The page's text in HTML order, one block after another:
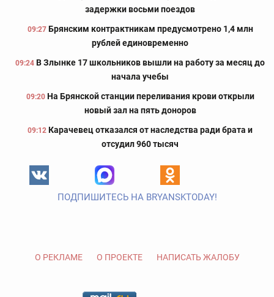
задержки восьми поездов
09:27 Брянским контрактникам предусмотрено 1,4 млн
рублей единовременно
09:24 В Злынке 17 школьников вышли на работу за месяц до
начала учебы
09:20 На Брянской станции переливания крови открыли
новый зал на пять доноров
09:12 Карачевец отказался от наследства ради брата и
отсудил 960 тысяч
ПОДПИШИТЕСЬ НА BRYANSKTODAY!
О РЕКЛАМЕ О ПРОЕКТЕ НАПИСАТЬ ЖАЛОБУ